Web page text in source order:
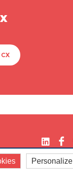
Personalize